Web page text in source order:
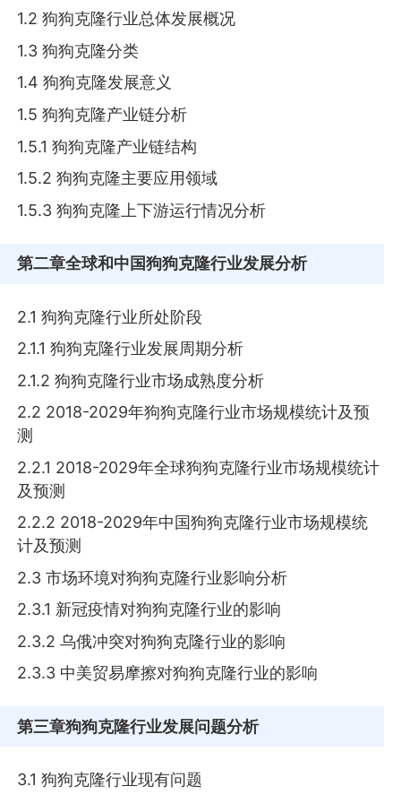
1.2 狗狗克隆行业总体发展概况
1.3 狗狗克隆分类
1.4 狗狗克隆发展意义
1.5 狗狗克隆产业链分析
1.5.1 狗狗克隆产业链结构
1.5.2 狗狗克隆主要应用领域
1.5.3 狗狗克隆上下游运行情况分析
第二章全球和中国狗狗克隆行业发展分析
2.1 狗狗克隆行业所处阶段
2.1.1 狗狗克隆行业发展周期分析
2.1.2 狗狗克隆行业市场成熟度分析
2.2 2018-2029年狗狗克隆行业市场规模统计及预
测
2.2.1 2018-2029年全球狗狗克隆行业市场规模统计
及预测
2.2.2 2018-2029年中国狗狗克隆行业市场规模统
计及预测
2.3 市场环境对狗狗克隆行业影响分析
2.3.1 新冠疫情对狗狗克隆行业的影响
2.3.2 乌俄冲突对狗狗克隆行业的影响
2.3.3 中美贸易摩擦对狗狗克隆行业的影响
第三章狗狗克隆行业发展问题分析
3.1 狗狗克隆行业现有问题